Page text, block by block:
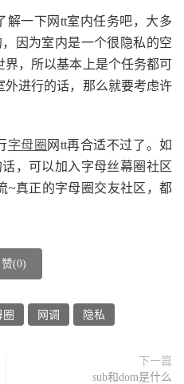
解一下网tt室内任务吧，大多
因为室内是一个很隐私的空
，所以基本上是个任务都可
进行的话，那么就要考虑许
字母圈 网tt再合适不过了。如
，可以加入字母丝幕圈社区
~真正的字母圈交友社区，都
赞(0)
圈 网调 隐私
下一篇
sub和dom是什么